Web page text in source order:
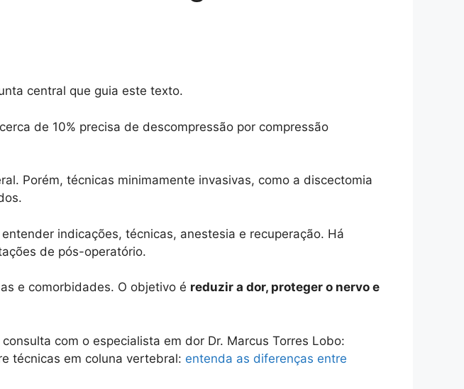
central que guia este texto.
de 10% precisa de descompressão por compressão
Porém, técnicas minimamente invasivas, como a discectomia
indicações, técnicas, anestesia e recuperação. Há
de pós-operatório.
e comorbidades. O objetivo é reduzir a dor, proteger o nervo e
com o especialista em dor Dr. Marcus Torres Lobo:
técnicas em coluna vertebral: entenda as diferenças entre